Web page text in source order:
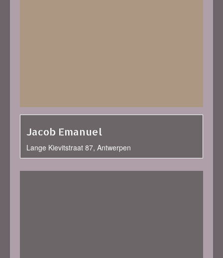
Jacob Emanuel
Lange Kievitstraat 87, Antwerpen